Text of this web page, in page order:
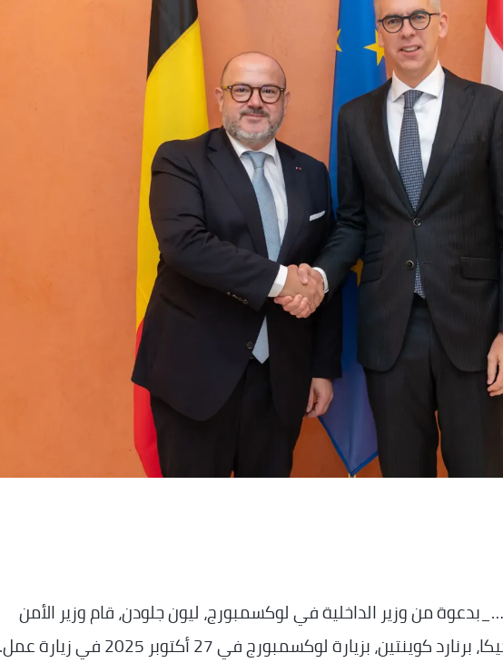
…_بدعوة من وزير الداخلية في لوكسمبورج، ليون جلودن، قام وزير الأمن
بزيارة لوكسمبورج في 27 أكتوبر 2025 في زيارة عمل.